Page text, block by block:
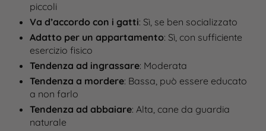
piccoli
Va d’accordo con i gatti: Sì, se ben socializzato
Adatto per un appartamento: Sì, con sufficiente
esercizio fisico
Tendenza ad ingrassare: Moderata
Tendenza a mordere: Bassa, può essere educato
a non farlo
Tendenza ad abbaiare: Alta, cane da guardia
naturale